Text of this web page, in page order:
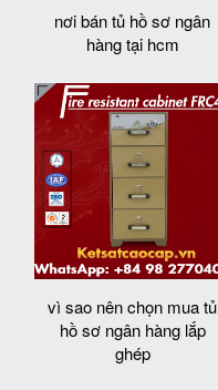
nơi bán tủ hồ sơ ngân
hàng tại hcm
vì sao nên chọn mua tủ
hồ sơ ngân hàng lắp
ghép